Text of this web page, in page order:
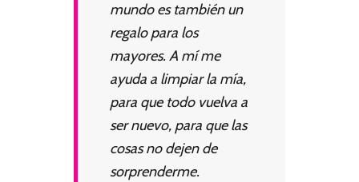
mundo es también un
regalo para los
mayores. A mí me
ayuda a limpiar la mía,
para que todo vuelva a
ser nuevo, para que las
cosas no dejen de
sorprenderme.